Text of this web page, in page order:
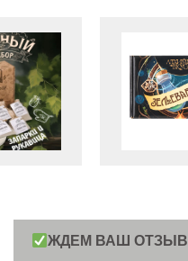
ЖДЕМ ВАШ